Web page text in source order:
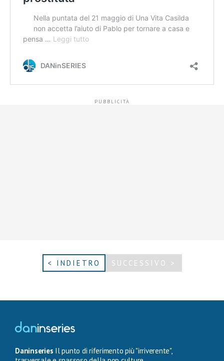
< INDIETRO SUCCESSIVO >
Daninseries Il punto di riferimento più "irriverente",